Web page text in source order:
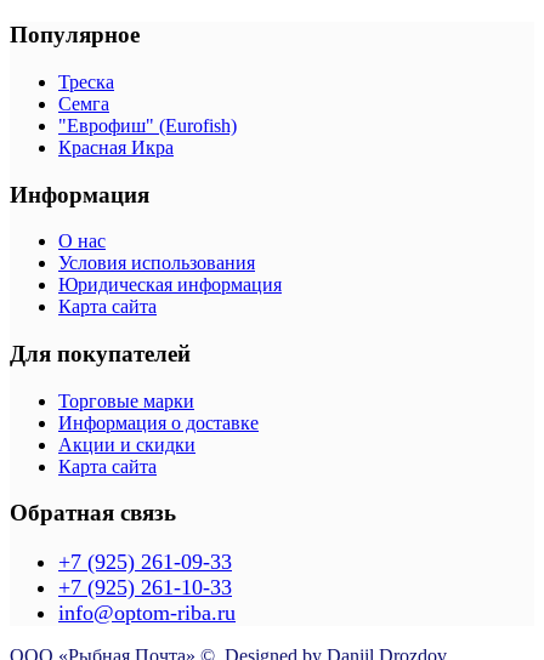
Популярное
Треска
Семга
"Еврофиш" (Eurofish)
Красная Икра
Информация
О нас
Условия использования
Юридическая информация
Карта сайта
Для покупателей
Торговые марки
Информация о доставке
Акции и скидки
Карта сайта
Обратная связь
+7 (925) 261-09-33
+7 (925) 261-10-33
info@optom-riba.ru